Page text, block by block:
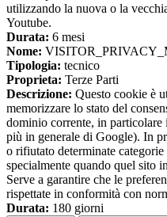
utilizzando la nuova o la
Youtube.
Durata: 6 mesi
Nome:
Tipologia: tecnico
Proprieta: Terze Parti
Descrizione: Questo cookie è
memorizzare lo stato del
dominio corrente, in
più in generale di Google). In
o rifiutato determinate
specialmente quando quel sito
Serve a garantire che le
rispettate in conformità con
Durata: 180 giorni